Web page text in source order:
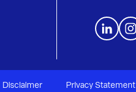
Disclaimer Privacy Statement